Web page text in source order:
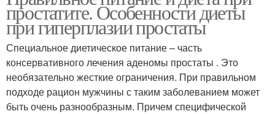
простатите. Особенности диеты
при гиперплазии простаты
Специальное диетическое питание – часть
консервативного лечения аденомы простаты . Это
необязательно жесткие ограничения. При правильном
подходе рацион мужчины с таким заболеванием может
быть очень разнообразным. Причем специфической